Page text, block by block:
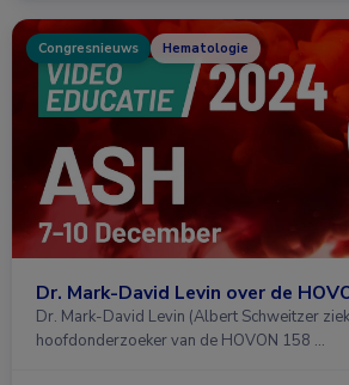
Congresnieuws Hematologie
Dr. Mark-David Levin over de
Dr. Mark-David Levin (Albert Schweitzer
hoofdonderzoeker van de HOVON 158 …